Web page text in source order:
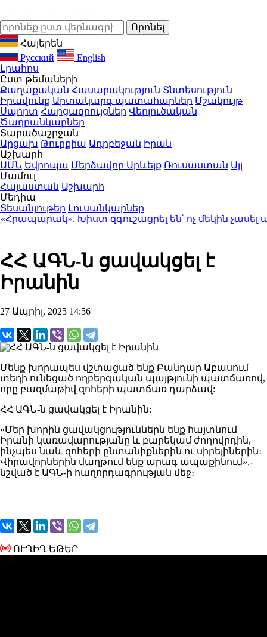
Հայերեն
Русский
English
Լրահոս
Ըստ թեմաների
Քաղաքական Հասարակություն Տնտեսություն
Իրավունք Արտակարգ պատահարներ Մշակույթ
Սպորտ Հարցազրույցներ Վերլուծական
Ծաղրանկարներ
Տարածաշրջան
Արցախ Թուրքիա Ադրբեջան Իրան
Աշխարհ
ԱՄՆ Եվրոպա Մերձավոր Արևելք Ռուսաստան Այլ
Մամուլ
Հայաստան Աշխարհ
Մեդիա
Տեսանյութեր Լուսանկարներ
Խիստ զգուշացրել են՝ ոչ մեկին չասել
ՀՀ ԱԳՆ-ն ցավակցել է
Իրանին
27 Ապրիլ, 2025 14:56
Մենք խորապես վշտացած ենք Բանդար Աբասում
տեղի ունեցած ողբերգական պայթյունի պատճառով,
որը բազմաթիվ զոհերի պատճառ դարձավ:
ՀՀ ԱԳՆ-ն ցավակցել է Իրանին:
«Մեր խորին ցավակցություններն ենք հայտնում
Իրանի կառավարությանը և բարեկամ ժողովրդին,
ինչպես նաև զոհերի ընտանիքներին ու սիրելիներին։
Վիրավորներին մաղթում ենք արագ ապաքինում»,-
նշված է ԱԳՆ-ի հաղորդագրության մեջ։
ՈՒՂԻՂ ԵԹԵՐ